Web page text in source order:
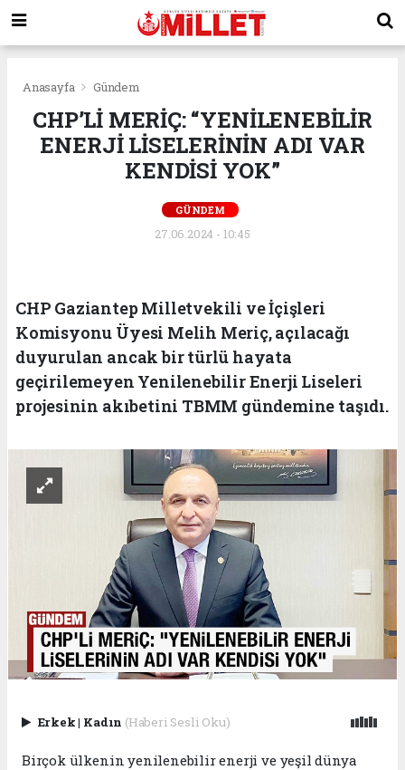
Anasayfa Gündem
CHP’Lİ MERİÇ: “YENİLENEBİLİR
ENERJİ LİSELERİNİN ADI VAR
KENDİSİ YOK”
GÜNDEM
27.06.2024 - 10:45
CHP Gaziantep Milletvekili ve İçişleri
Komisyonu Üyesi Melih Meriç, açılacağı
duyurulan ancak bir türlü hayata
geçirilemeyen Yenilenebilir Enerji Liseleri
projesinin akıbetini TBMM gündemine taşıdı.
Erkek| Kadın (Haberi Sesli Oku)
Birçok ülkenin yenilenebilir enerji ve yeşil dünya